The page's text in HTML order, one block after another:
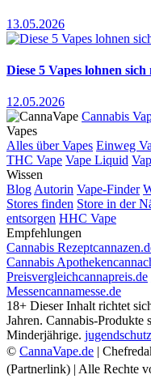
13.05.2026
Diese 5 Vapes lohnen sich
12.05.2026
Cannabis
Vapes
Alles über Vapes Einweg
THC Vape Vape Liquid
Wissen
BlogAutorin Vape-Finder
Stores finden Store in der
entsorgen HHC Vape
Empfehlungen
Cannabis Rezept
Cannabis Apotheken
Preisvergleichcannapreis.de
Messencannamesse.de
18+ Dieser Inhalt richtet
Jahren. Cannabis-Produkte
Minderjährige.
© CannaVape.de |
(Partnerlink) | Alle Rechte